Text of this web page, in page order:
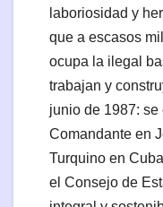
laboriosidad y
que a escasos
ocupa la ilegal
trabajan y
junio de 1987: se
Comandante en
Turquino en
el Consejo de